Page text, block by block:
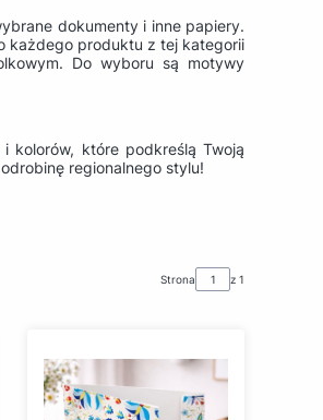
dokumenty i inne papiery.
każdego produktu z tej kategorii
Do wyboru są motywy
kolorów, które podkreślą Twoją
regionalnego stylu!
Strona z 1